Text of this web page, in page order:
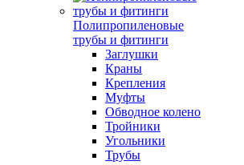
Полипропиленовые
трубы и фитинги
Заглушки
Краны
Крепления
Муфты
Обводное колено
Тройники
Угольники
Трубы